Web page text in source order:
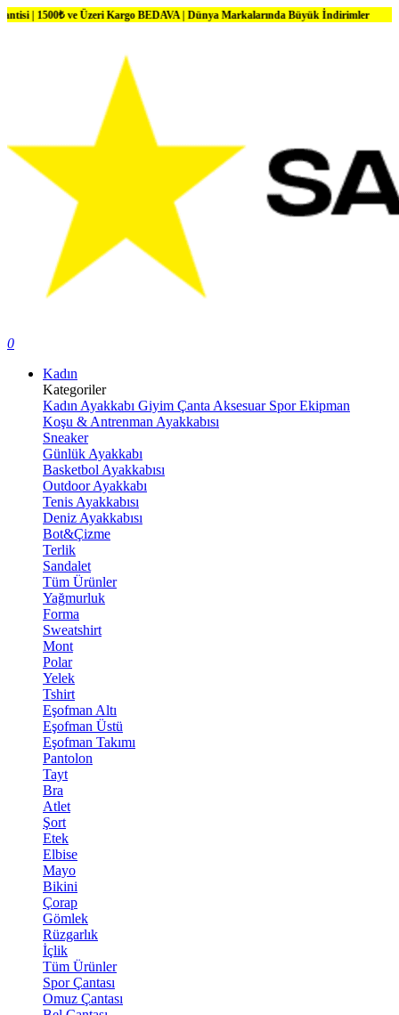
ve Üzeri Kargo BEDAVA | Dünya Markalarında Büyük İndirimler
0
Kadın
Kategoriler
Kadın Ayakkabı Giyim Çanta Aksesuar Spor Ekipman
Koşu & Antrenman Ayakkabısı
Sneaker
Günlük Ayakkabı
Basketbol Ayakkabısı
Outdoor Ayakkabı
Tenis Ayakkabısı
Deniz Ayakkabısı
Bot&Çizme
Terlik
Sandalet
Tüm Ürünler
Yağmurluk
Forma
Sweatshirt
Mont
Polar
Yelek
Tshirt
Eşofman Altı
Eşofman Üstü
Eşofman Takımı
Pantolon
Tayt
Bra
Atlet
Şort
Etek
Elbise
Mayo
Bikini
Çorap
Gömlek
Rüzgarlık
İçlik
Tüm Ürünler
Spor Çantası
Omuz Çantası